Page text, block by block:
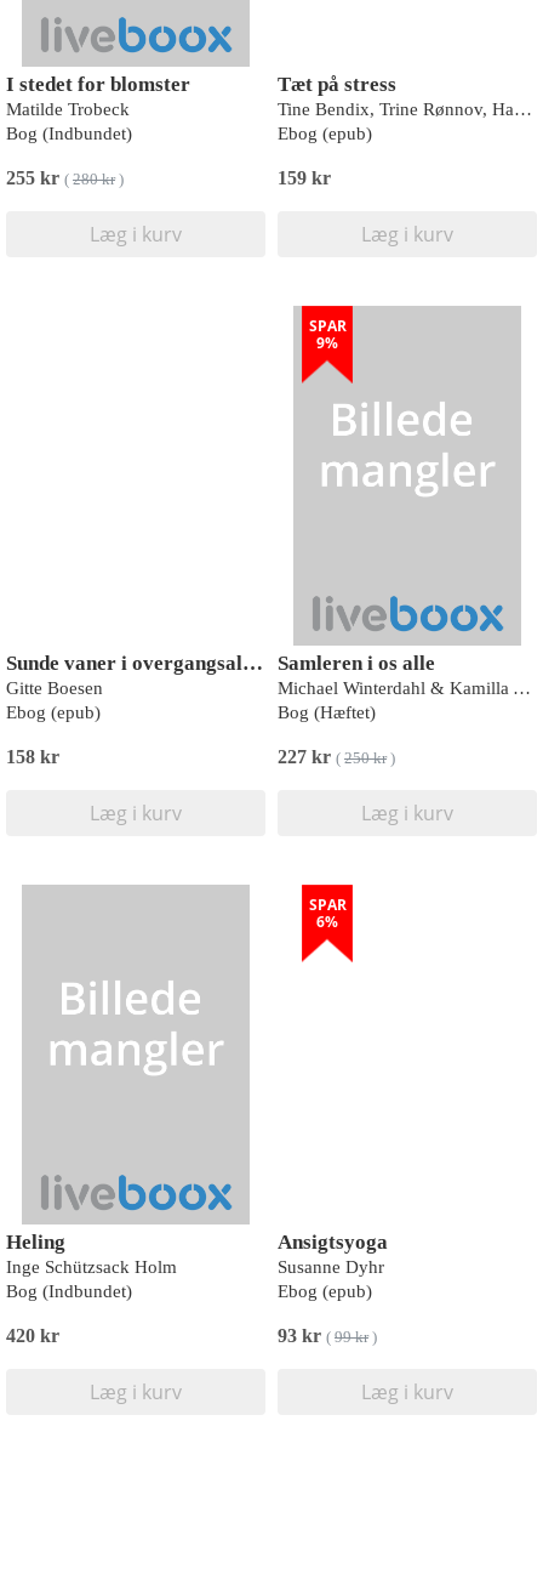
I stedet for blomster
Matilde Trobeck
Bog (Indbundet)
255 kr ( 280 kr)
Læg i kurv
Tæt på stress
Tine Bendix, Trine Rønnov, Hans-Jørgen Andersen
Ebog (epub)
159 kr
Læg i kurv
Sunde vaner i overgangsalderen
Gitte Boesen
Ebog (epub)
158 kr
Læg i kurv
SPAR
9%
Samleren i os alle
Michael Winterdahl & Kamilla Albek
Bog (Hæftet)
227 kr ( 250 kr)
Læg i kurv
Heling
Inge Schützsack Holm
Bog (Indbundet)
420 kr
Læg i kurv
SPAR
6%
Ansigtsyoga
Susanne Dyhr
Ebog (epub)
93 kr ( 99 kr)
Læg i kurv